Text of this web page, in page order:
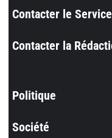
Contacter le
Contacter la
Politique
Société